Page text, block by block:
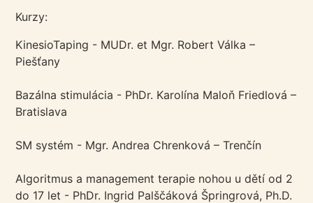
Kurzy:
KinesioTaping - MUDr. et Mgr. Robert Válka –
Piešťany
Bazálna stimulácia - PhDr. Karolína Maloň Friedlová –
Bratislava
SM systém - Mgr. Andrea Chrenková – Trenčín
Algoritmus a management terapie nohou u dětí od 2
do 17 let - PhDr. Ingrid Palščáková Špringrová, Ph.D.